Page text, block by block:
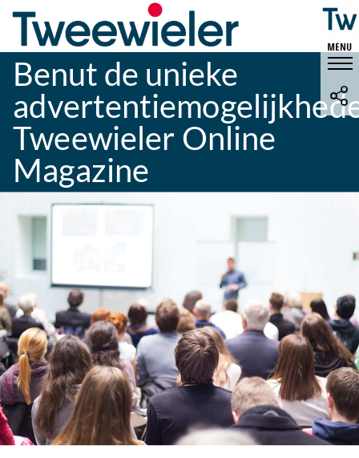
Benut de unieke
Tweewieler Online
Magazine